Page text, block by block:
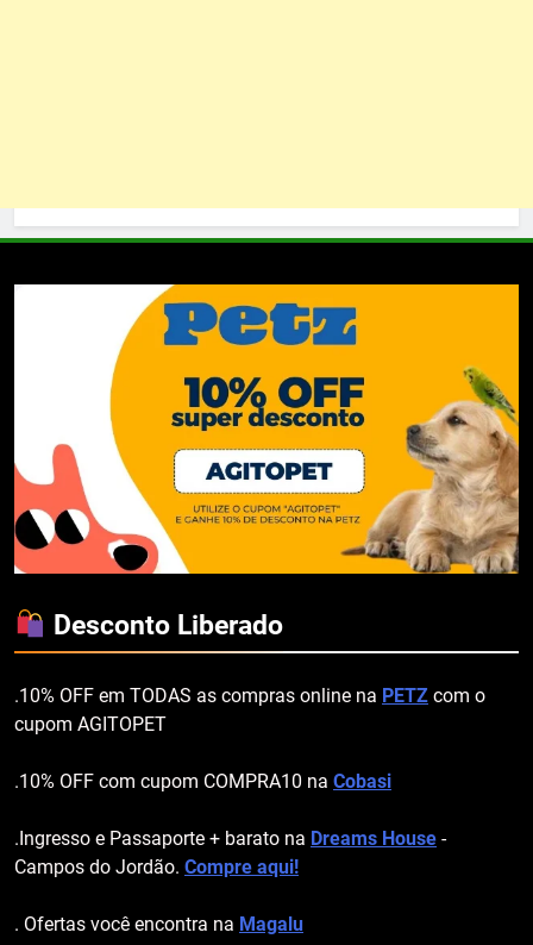
Desconto Liberado
.10% OFF em TODAS as compras online na PETZ com o
cupom AGITOPET
.10% OFF com cupom COMPRA10 na Cobasi
.Ingresso e Passaporte + barato na Dreams House -
Campos do Jordão. Compre aqui!
. Ofertas você encontra na Magalu